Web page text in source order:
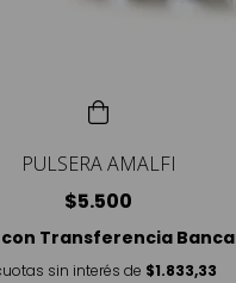
PULSERA AMALFI
$5.500
con Transferencia
sin interés de $1.833,33